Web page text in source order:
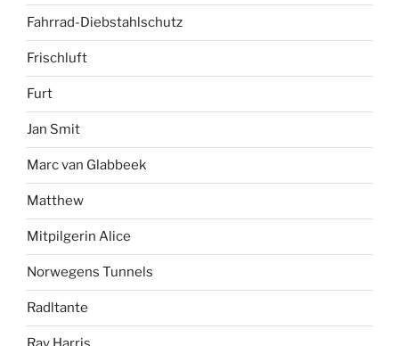
Fahrrad-Diebstahlschutz
Frischluft
Furt
Jan Smit
Marc van Glabbeek
Matthew
Mitpilgerin Alice
Norwegens Tunnels
Radltante